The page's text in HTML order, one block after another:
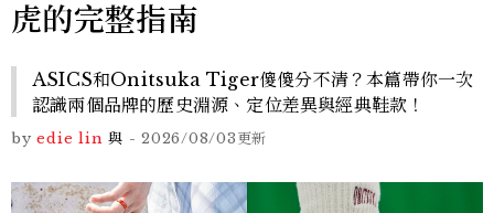
虎的完整指南
ASICS和Onitsuka Tiger傻傻分不清？本篇帶你一次
認識兩個品牌的歷史淵源、定位差異與經典鞋款！
by edie lin 與 - 2026/08/03更新